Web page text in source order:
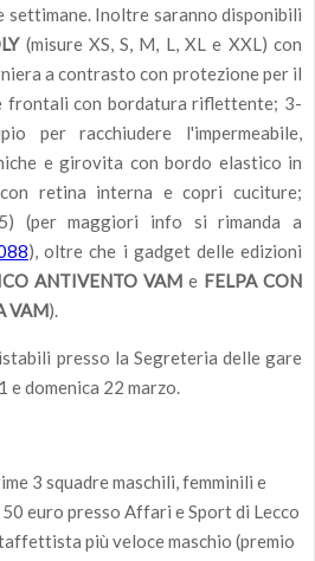
settimane. Inoltre saranno disponibili
(misure XS, S, M, L, XL e XXL) con
a contrasto con protezione per il
frontali con bordatura riflettente; 3-
per racchiudere l'impermeabile,
e girovita con bordo elastico in
retina interna e copri cuciture;
(per maggiori info si rimanda a
), oltre che i gadget delle edizioni
ANTIVENTO VAM e FELPA CON
VAM).
presso la Segreteria delle gare
domenica 22 marzo.
3 squadre maschili, femminili e
euro presso Affari e Sport di Lecco
più veloce maschio (premio